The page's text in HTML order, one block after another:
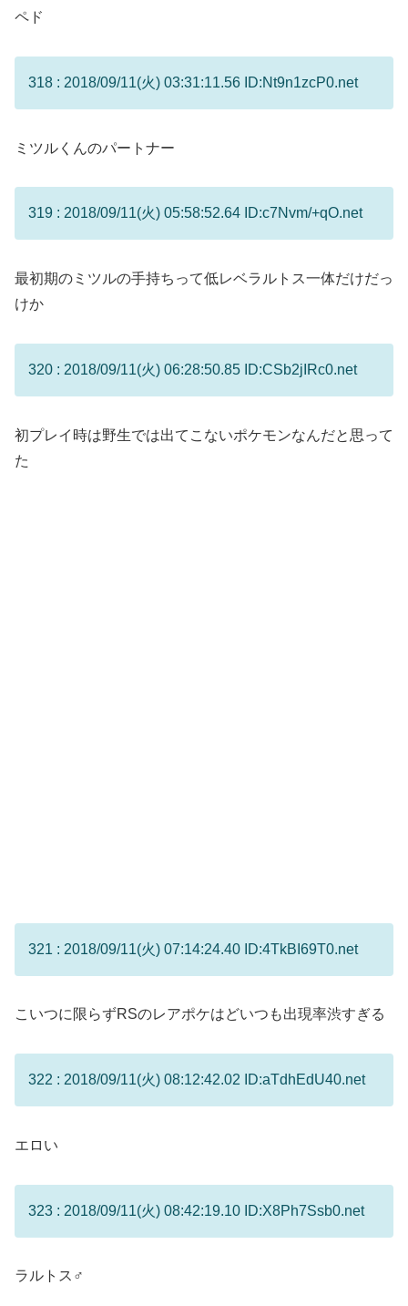
ペド
318 : 2018/09/11(火) 03:31:11.56 ID:Nt9n1zcP0.net
ミツルくんのパートナー
319 : 2018/09/11(火) 05:58:52.64 ID:c7Nvm/+qO.net
最初期のミツルの手持ちって低レベラルトス一体だけだっ
けか
320 : 2018/09/11(火) 06:28:50.85 ID:CSb2jIRc0.net
初プレイ時は野生では出てこないポケモンなんだと思って
た
321 : 2018/09/11(火) 07:14:24.40 ID:4TkBI69T0.net
こいつに限らずRSのレアポケはどいつも出現率渋すぎる
322 : 2018/09/11(火) 08:12:42.02 ID:aTdhEdU40.net
エロい
323 : 2018/09/11(火) 08:42:19.10 ID:X8Ph7Ssb0.net
ラルトス♂